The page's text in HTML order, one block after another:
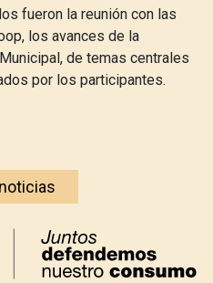
fueron la reunión con las
los avances de la
de temas centrales
por los participantes.